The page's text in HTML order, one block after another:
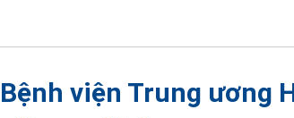
Bệnh viện Trung ương